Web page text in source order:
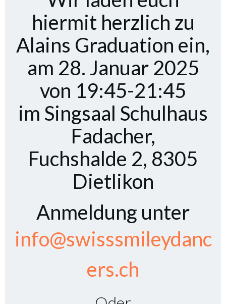
hiermit herzlich zu
Alains Graduation ein,
am 28. Januar 2025
von 19:45-21:45
im Singsaal Schulhaus
Fadacher,
Fuchshalde 2, 8305
Dietlikon
Anmeldung unter
info@swisssmileydanc
ers.ch